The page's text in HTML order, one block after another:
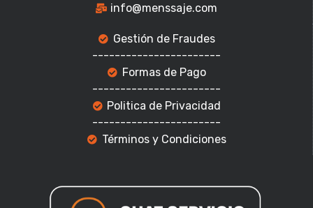
info@menssaje.com
Gestión de Fraudes
-----------------------
Formas de Pago
-----------------------
Politica de Privacidad
-----------------------
Términos y Condiciones